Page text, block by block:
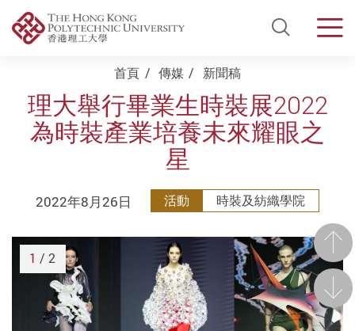
Open
Start main content首頁 傳媒 新聞稿
理大舉行畢業生時裝展2022
為時裝產業培養未來耀眼之
星
2022年8月26日 活動 時裝及紡織學院
前
後一
1 / 2